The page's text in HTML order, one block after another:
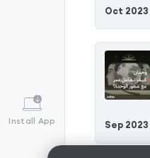
Install App
Oct 2023
Sep